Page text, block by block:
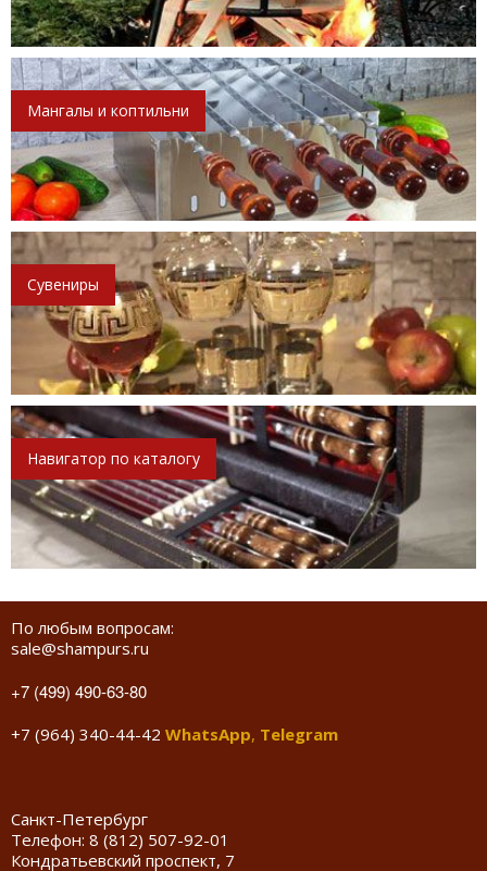
Мангалы и коптильни
Сувениры
Навигатор по каталогу
По любым вопросам:
sale@shampurs.ru
+7 (499) 490-63-80
+7 (964) 340-44-42 WhatsApp, Telegram
Санкт-Петербург
Телефон: 8 (812) 507-92-01
Кондратьевский проспект, 7